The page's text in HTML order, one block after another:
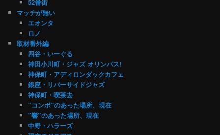
52番街
マッチが無い
エオンタ
ロノ
取材番外編
四谷・いーぐる
神田小川町・ジャズ オリンパス!
神保町・アディロンダックカフェ
銀座・リバーサイドジャズ
神保町・喫茶去
”コンボ”のあった場所、現在
”響”のあった場所、現在
中野・ハラーズ